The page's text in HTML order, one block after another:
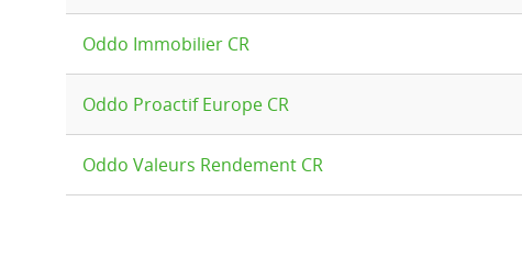
Oddo Immobilier CR
Oddo Proactif Europe CR
Oddo Valeurs Rendement CR